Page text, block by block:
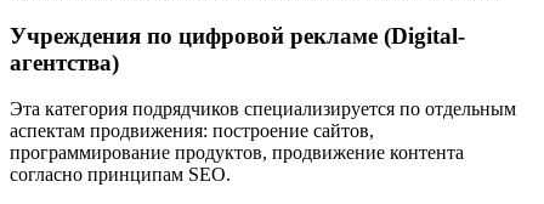
Учреждения по цифровой рекламе (Digital-
агентства)
Эта категория подрядчиков специализируется по отдельным
аспектам продвижения: построение сайтов,
программирование продуктов, продвижение контента
согласно принципам SEO.